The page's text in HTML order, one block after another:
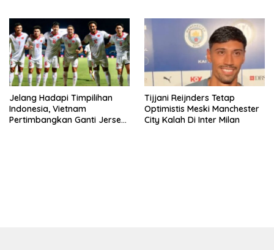
Jelang Hadapi Timpilihan
Indonesia, Vietnam
Pertimbangkan Ganti Jersey
Tijjani Reijnders Tetap
Optimistis Meski Manchester
City Kalah Di Inter Milan